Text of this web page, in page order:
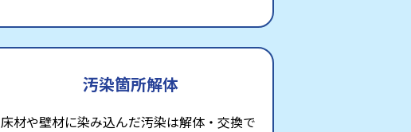
汚染箇所解体
床材や壁材に染み込んだ汚染は解体・交換で